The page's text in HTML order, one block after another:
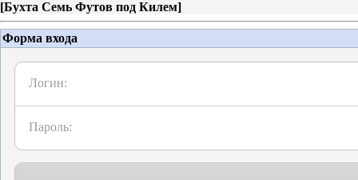
[Бухта Семь Футов под Килем]
Форма входа
Логин:
Пароль: